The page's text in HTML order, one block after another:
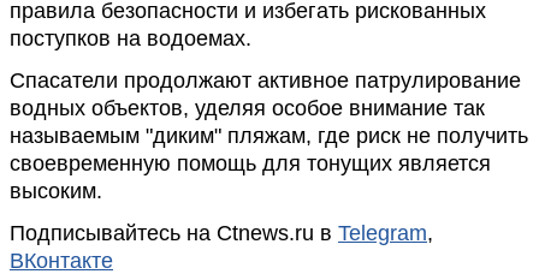
правила безопасности и избегать рискованных
поступков на водоемах.
Спасатели продолжают активное патрулирование
водных объектов, уделяя особое внимание так
называемым "диким" пляжам, где риск не получить
своевременную помощь для тонущих является
высоким.
Подписывайтесь на Ctnews.ru в Telegram,
ВКонтакте